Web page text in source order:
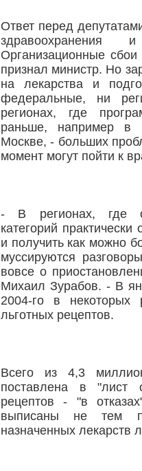
Ответ перед
здравоохранения
Организационные сбои
признал министр. Но
на лекарства и
федеральные, ни
регионах, где
раньше, например в
Москве, - больших
момент могут пойти к
- В регионах, где
категорий
и получить как можно
муссируются
вовсе о
Михаил Зурабов. - В
2004-го в
льготных рецептов.
Всего из 4,3
поставлена в "лист
рецептов - "в
выписаны не тем
назначенных лекарств